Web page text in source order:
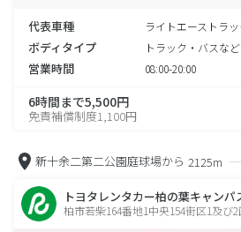
代表車種 ライトエーストラ
ボディタイプ トラック・バスなど
営業時間 08:00-20:00
6時間まで5,500円
免責補償制度1,100円
新十余二第二公園庭球場から 2125m
トヨタレンタカー柏の葉キャンパ
柏市若柴164番地1中央154街区1及び